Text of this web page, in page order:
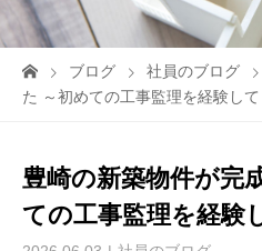
ブログ 社員のブログ
た ～初めての工事監理を経験して
豊崎の新築物件が完
ての工事監理を経験